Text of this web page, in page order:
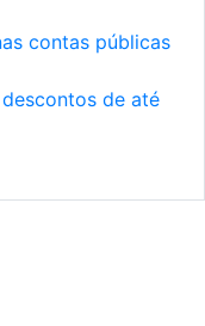
contas públicas
de até